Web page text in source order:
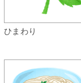
ひまわり